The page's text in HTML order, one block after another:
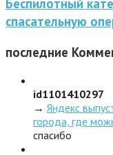
Беспилотный
спасательную
последние
id1101410297
→ Яндекс
города, где
спасибо